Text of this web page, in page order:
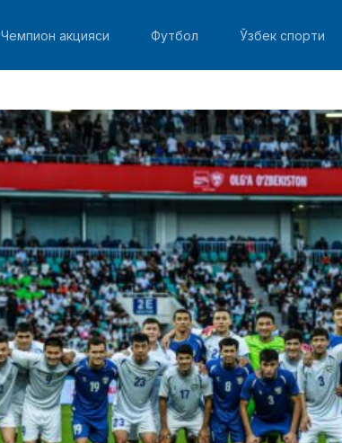
Чемпион акцияси Футбол Ўзбек спорти